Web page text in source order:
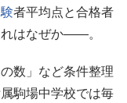
者平均点と合格者
はなぜか――。
数」など条件整理
駒場中学校では毎